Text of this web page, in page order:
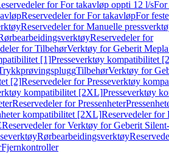
for For takavløp oppti 12 l/sFor
Reservedeler for For takavløpFor
Reservedeler for Manuelle
Reservedeler for
for TilbehørVerktøy for Geberit Mepla
[1]Presseverktøy kompatibilitet
TilbehørVerktøy for
[2]Reservedeler for Presseverktøy
kompatibilitet [2XL]Presseverktøy
Reservedeler for Pressenheter
kompatibilitet [2XL]Reservedeler for
Reservedeler for Verktøy for Geberit
Rørbearbeidingsverktøy
Fjernkontroller